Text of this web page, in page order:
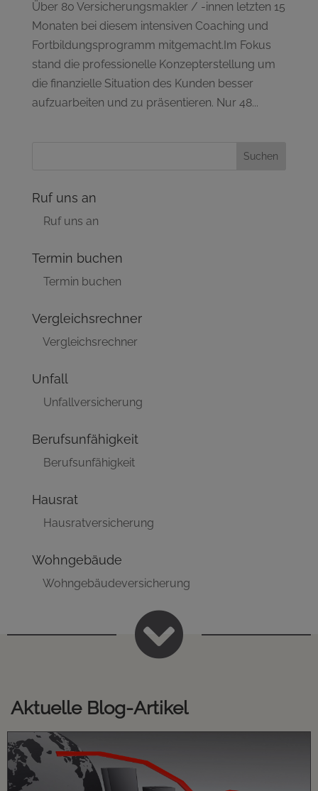
Über 80 Versicherungsmakler / -innen letzten 15
Monaten bei diesem intensiven Coaching und
Fortbildungsprogramm mitgemacht.Im Fokus
stand die professionelle Konzepterstellung um
die finanzielle Situation des Kunden besser
aufzuarbeiten und zu präsentieren. Nur 48...
Ruf uns an
Ruf uns an
Termin buchen
Termin buchen
Vergleichsrechner
Vergleichsrechner
Unfall
Unfallversicherung
Berufsunfähigkeit
Berufsunfähigkeit
Hausrat
Hausratversicherung
Wohngebäude
Wohngebäudeversicherung

Aktuelle Blog-Artikel